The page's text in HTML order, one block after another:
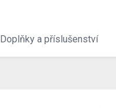
Doplňky a příslušenství